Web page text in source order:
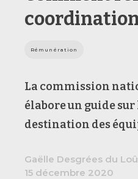
Rémunération
La commission
élabore un guide
destination des
Gaëlle Desgrées du Loû
15 décembre 2020